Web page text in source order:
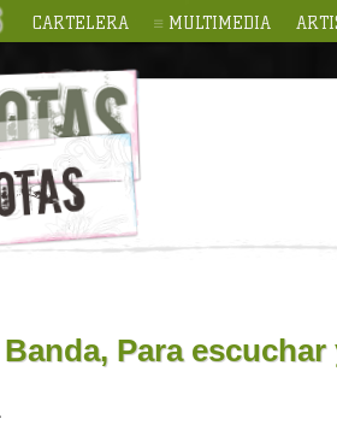
CARTELERA MULTIMEDIA
Para escuchar